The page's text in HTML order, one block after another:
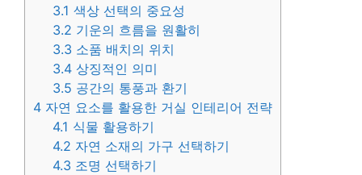
3.1 색상 선택의 중요성
3.2 기운의 흐름을 원활히
3.3 소품 배치의 위치
3.4 상징적인 의미
3.5 공간의 통풍과 환기
4 자연 요소를 활용한 거실 인테리어 전략
4.1 식물 활용하기
4.2 자연 소재의 가구 선택하기
4.3 조명 선택하기